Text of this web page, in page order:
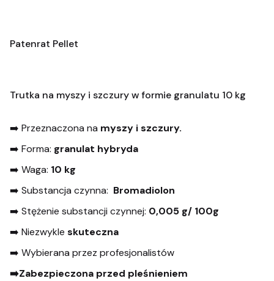
Patenrat Pellet
Trutka na myszy i szczury w formie granulatu 10 kg
➡️ Przeznaczona na myszy i szczury.
➡️ Forma: granulat hybryda
➡️ Waga: 10 kg
➡️ Substancja czynna: Bromadiolon
➡️ Stężenie substancji czynnej: 0,005 g/ 100g
➡️ Niezwykle skuteczna
➡️ Wybierana przez profesjonalistów
➡️Zabezpieczona przed pleśnieniem